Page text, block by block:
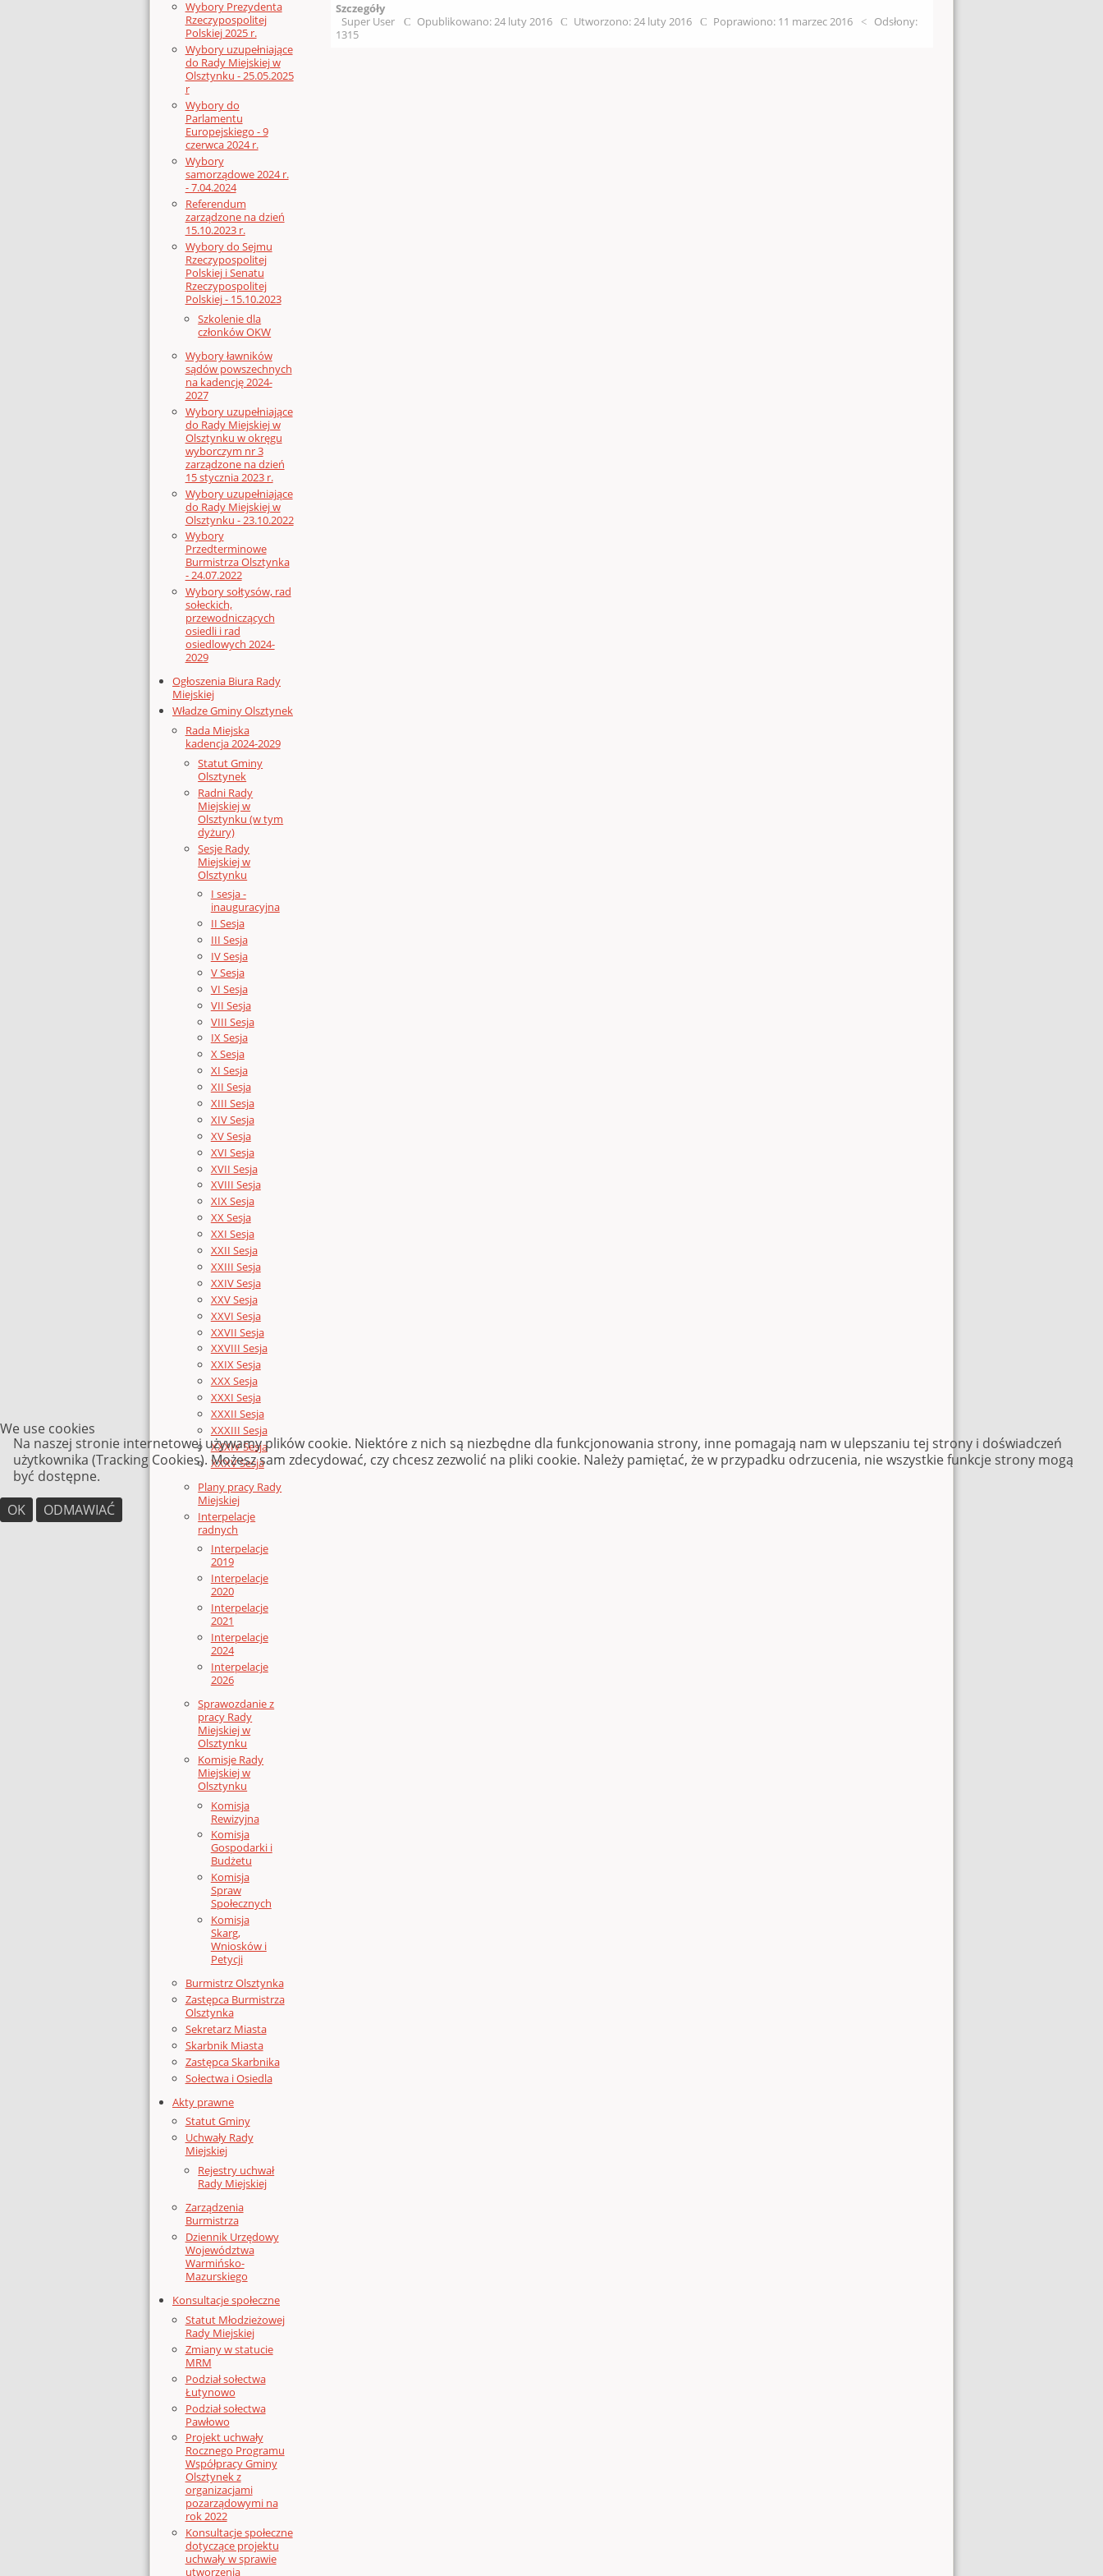
Wybory Prezydenta
Rzeczypospolitej
Polskiej 2025 r.
Wybory uzupełniające
do Rady Miejskiej w
Olsztynku - 25.05.2025
r
Wybory do
Parlamentu
Europejskiego - 9
czerwca 2024 r.
Wybory
samorządowe 2024 r.
- 7.04.2024
Referendum
zarządzone na dzień
15.10.2023 r.
Wybory do Sejmu
Rzeczypospolitej
Polskiej i Senatu
Rzeczypospolitej
Polskiej - 15.10.2023
Szkolenie dla
członków OKW
Wybory ławników
sądów powszechnych
na kadencję 2024-
2027
Wybory uzupełniające
do Rady Miejskiej w
Olsztynku w okręgu
wyborczym nr 3
zarządzone na dzień
15 stycznia 2023 r.
Wybory uzupełniające
do Rady Miejskiej w
Olsztynku - 23.10.2022
Wybory
Przedterminowe
Burmistrza Olsztynka
- 24.07.2022
Wybory sołtysów, rad
sołeckich,
przewodniczących
osiedli i rad
osiedlowych 2024-
2029
Ogłoszenia Biura Rady
Miejskiej
Władze Gminy Olsztynek
Rada Miejska
kadencja 2024-2029
Statut Gminy
Olsztynek
Radni Rady
Miejskiej w
Olsztynku (w tym
dyżury)
Sesje Rady
Miejskiej w
Olsztynku
I sesja -
inauguracyjna
II Sesja
III Sesja
IV Sesja
V Sesja
VI Sesja
VII Sesja
VIII Sesja
IX Sesja
X Sesja
XI Sesja
XII Sesja
XIII Sesja
XIV Sesja
XV Sesja
XVI Sesja
XVII Sesja
XVIII Sesja
XIX Sesja
XX Sesja
XXI Sesja
XXII Sesja
XXIII Sesja
XXIV Sesja
XXV Sesja
XXVI Sesja
XXVII Sesja
XXVIII Sesja
XXIX Sesja
XXX Sesja
XXXI Sesja
XXXII Sesja
XXXIII Sesja
XXXIV Sesja
XXXV Sesja
Plany pracy Rady
Miejskiej
Interpelacje
radnych
Interpelacje
2019
Interpelacje
2020
Interpelacje
2021
Interpelacje
2024
Interpelacje
2026
Sprawozdanie z
pracy Rady
Miejskiej w
Olsztynku
Komisje Rady
Miejskiej w
Olsztynku
Komisja
Rewizyjna
Komisja
Gospodarki i
Budżetu
Komisja
Spraw
Społecznych
Komisja
Skarg,
Wniosków i
Petycji
Burmistrz Olsztynka
Zastępca Burmistrza
Olsztynka
Sekretarz Miasta
Skarbnik Miasta
Zastępca Skarbnika
Sołectwa i Osiedla
Akty prawne
Statut Gminy
Uchwały Rady
Miejskiej
Rejestry uchwał
Rady Miejskiej
Zarządzenia
Burmistrza
Dziennik Urzędowy
Województwa
Warmińsko-
Mazurskiego
Konsultacje społeczne
Statut Młodzieżowej
Rady Miejskiej
Zmiany w statucie
MRM
Podział sołectwa
Łutynowo
Podział sołectwa
Pawłowo
Projekt uchwały
Rocznego Programu
Współpracy Gminy
Olsztynek z
organizacjami
pozarządowymi na
rok 2022
Konsultacje społeczne
dotyczące projektu
uchwały w sprawie
utworzenia
Szczegóły
Super User
Opublikowano: 24 luty 2016 Utworzono: 24 luty 2016 Poprawiono: 11 marzec 2016
Odsłony:
1315
We use cookies
Na naszej stronie internetowej używamy plików cookie. Niektóre z nich są niezbędne dla funkcjonowania strony, inne pomagają nam w ulepszaniu tej strony i doświadczeń
użytkownika (Tracking Cookies). Możesz sam zdecydować, czy chcesz zezwolić na pliki cookie. Należy pamiętać, że w przypadku odrzucenia, nie wszystkie funkcje strony mogą
być dostępne.
OK
ODMAWIAĆ